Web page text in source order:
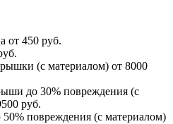
от 450 руб.
(с материалом) от 8000
до 30% повреждения (с
руб.
повреждения (с материалом)